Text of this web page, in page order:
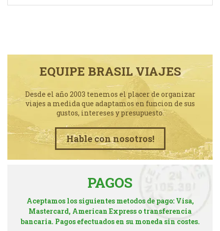
EQUIPE BRASIL VIAJES
Desde el año 2003 tenemos el placer de organizar
viajes a medida que adaptamos en funcion de sus
gustos, intereses y presupuesto.
Hable con nosotros!
PAGOS
Aceptamos los siguientes metodos de pago: Visa,
Mastercard, American Express o transferencia
bancaria. Pagos efectuados en su moneda sin costes.